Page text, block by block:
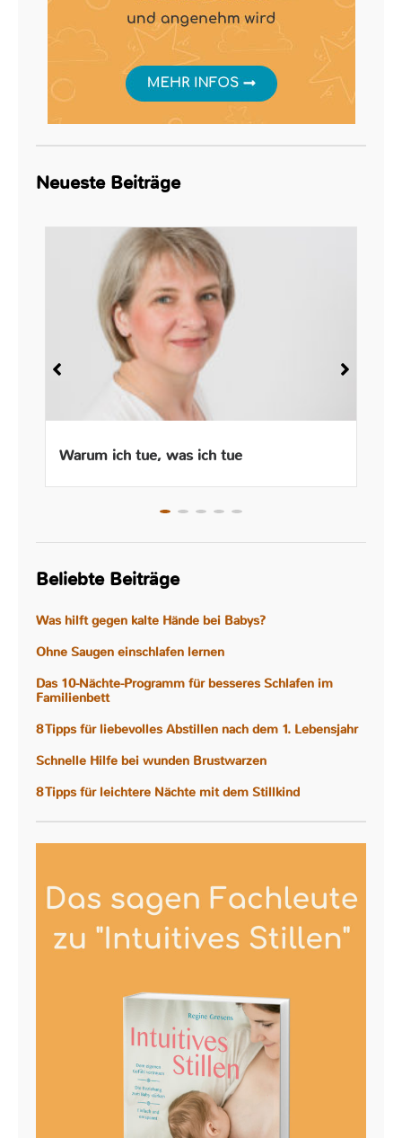
Neueste Beiträge
Warum ich tue, was ich tue
Beliebte Beiträge
Was hilft gegen kalte Hände bei Babys?
Ohne Saugen einschlafen lernen
Das 10-Nächte-Programm für besseres Schlafen im
Familienbett
8 Tipps für liebevolles Abstillen nach dem 1. Lebensjahr
Schnelle Hilfe bei wunden Brustwarzen
8 Tipps für leichtere Nächte mit dem Stillkind